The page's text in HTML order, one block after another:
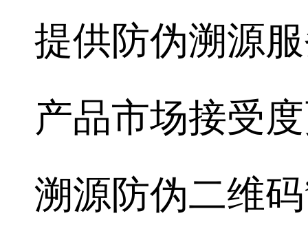
提供防伪溯源
产品市场接受
溯源防伪二维